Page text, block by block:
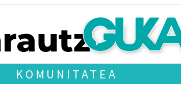
KOMUNITATEA